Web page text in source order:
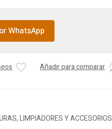
WhatsApp
Añadir para comparar
LIMPIADORES Y ACCESORIOS